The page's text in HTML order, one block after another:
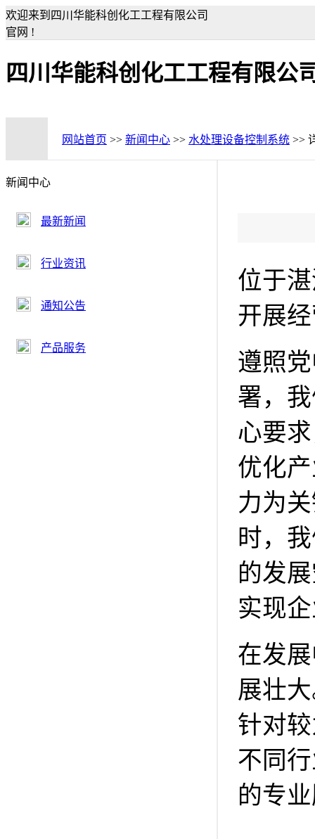
欢迎来到四川华能科创化工工程有限公司
官网 !
四川华能科创化工工程有限公
网站首页 >> 新闻中心 >> 水处理设备控制系统 >>
新闻中心
最新新闻
行业资讯
通知公告
产品服务
位于
开展
遵照
署，
心要
优化
力为
时，
的发
实现
在发
展壮
针对
不同
的专